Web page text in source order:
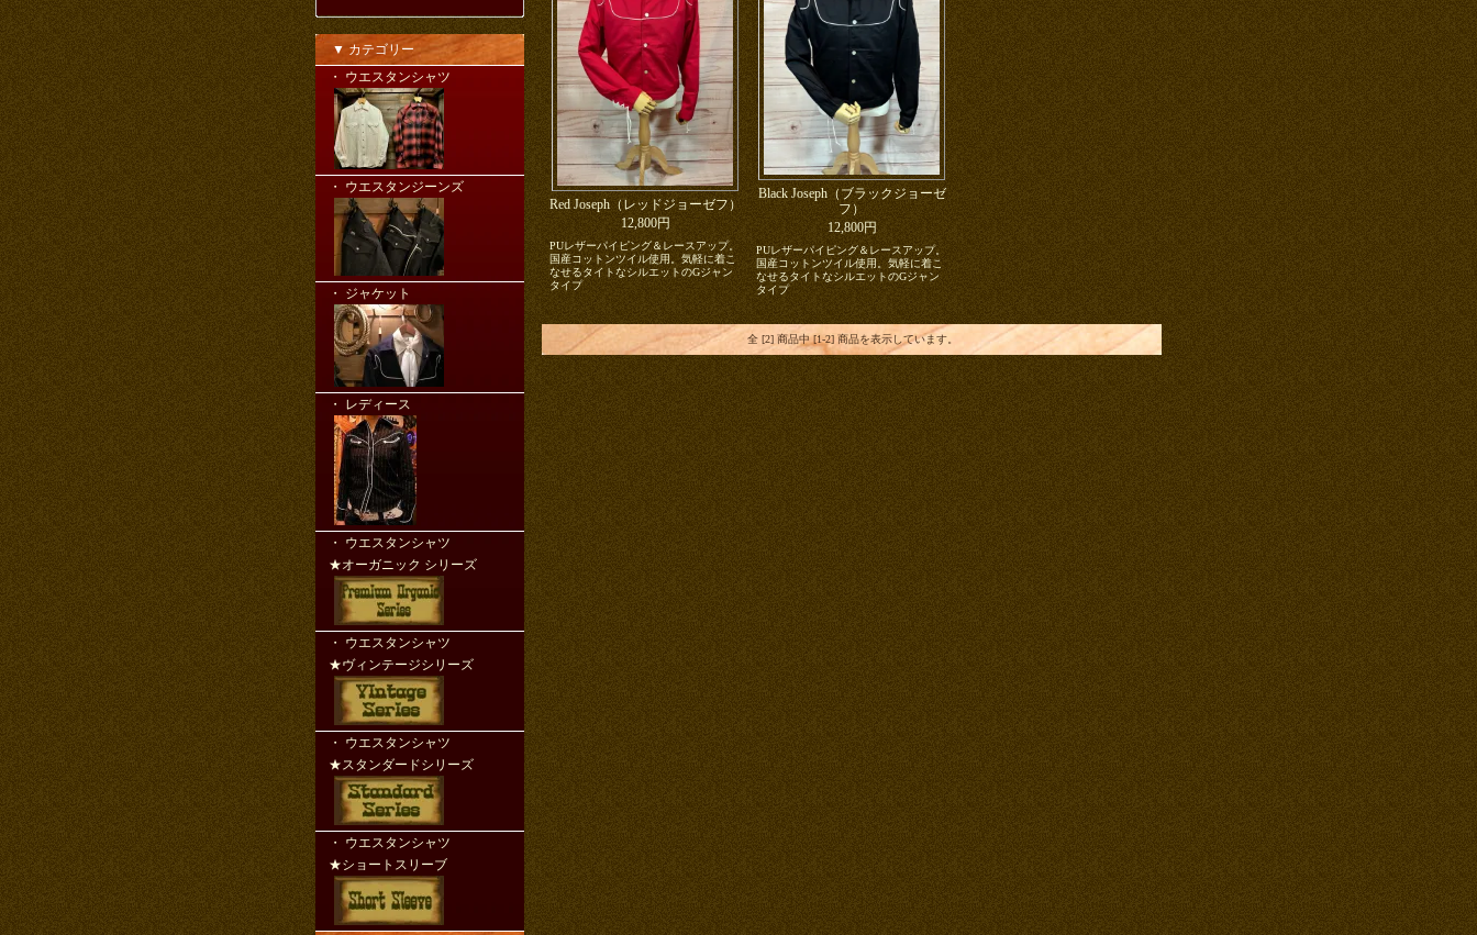
▼ カテゴリー
・ ウエスタンシャツ
・ ウエスタンジーンズ
・ ジャケット
・ レディース
・ ウエスタンシャツ
★オーガニック シリーズ
・ ウエスタンシャツ
★ヴィンテージシリーズ
・ ウエスタンシャツ
★スタンダードシリーズ
・ ウエスタンシャツ
★ショートスリーブ
Red Joseph（レッドジョーゼフ）
12,800円
PUレザーパイピング＆レースアップ。
国産コットンツイル使用。気軽に着こ
なせるタイトなシルエットのGジャン
タイプ
Black Joseph（ブラックジョーゼ
フ）
12,800円
PUレザーパイピング＆レースアップ。
国産コットンツイル使用。気軽に着こ
なせるタイトなシルエットのGジャン
タイプ
全 [2] 商品中 [1-2] 商品を表示しています。